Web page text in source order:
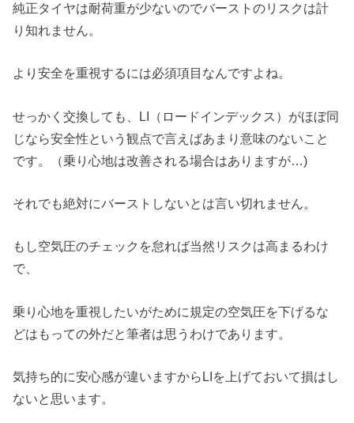
純正タイヤは耐荷重が少ないのでバーストのリスクは計
り知れません。
より安全を重視するには必須項目なんですよね。
せっかく交換しても、LI（ロードインデックス）がほぼ同
じなら安全性という観点で言えばあまり意味のないこと
です。（乗り心地は改善される場合はありますが…)
それでも絶対にバーストしないとは言い切れません。
もし空気圧のチェックを怠れば当然リスクは高まるわけ
で、
乗り心地を重視したいがために規定の空気圧を下げるな
どはもっての外だと筆者は思うわけであります。
気持ち的に安心感が違いますからLIを上げておいて損はし
ないと思います。